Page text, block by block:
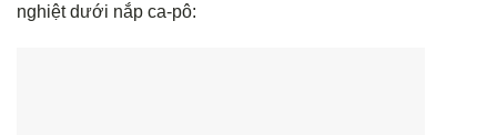
nghiệt dưới nắp ca-pô: